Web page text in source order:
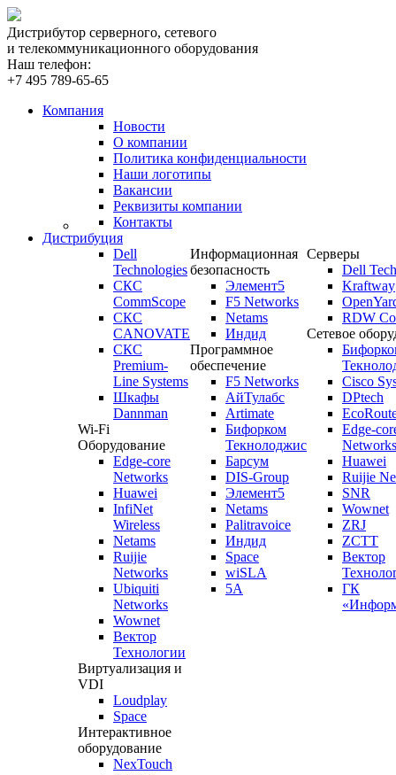
Дистрибутор серверного, сетевого
и телекоммуникационного оборудования
Наш телефон:
+7 495 789-65-65
Компания
Новости
О компании
Политика конфиденциальности
Наши логотипы
Вакансии
Реквизиты компании
Контакты
Дистрибуция
Dell
Technologies
СКС
CommScope
СКС
CANOVATE
СКС
Premium-
Line Systems
Шкафы
Dannman
Wi-Fi
Оборудование
Edge-core
Networks
Huawei
InfiNet
Wireless
Netams
Ruijie
Networks
Ubiquiti
Networks
Wownet
Вектор
Технологии
Виртуализация и
VDI
Loudplay
Space
Интерактивное
оборудование
NexTouch
Информационная
безопасность
Элемент5
F5 Networks
Netams
Индид
Программное
обеспечение
F5 Networks
АйТулабс
Artimate
Бифорком
Текнолоджис
Барсум
DIS-Group
Элемент5
Netams
Palitravoice
Индид
Space
wiSLA
5A
Серверы
Dell
Kraftway
RDW
Сетевое
Cisco
DPtech
Edge-
Networks
Huawei
Ruijie
SNR
Wownet
ZRJ
ZCTT
Вектор
ГК